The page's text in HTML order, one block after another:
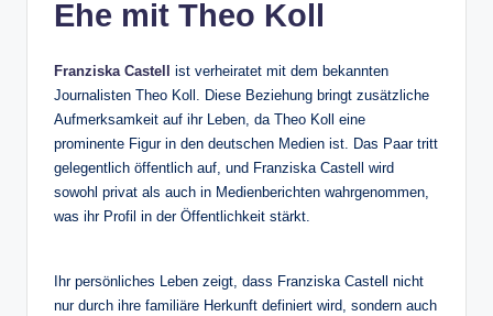
Ehe mit Theo Koll
Franziska Castell ist verheiratet mit dem bekannten
Journalisten Theo Koll. Diese Beziehung bringt zusätzliche
Aufmerksamkeit auf ihr Leben, da Theo Koll eine
prominente Figur in den deutschen Medien ist. Das Paar tritt
gelegentlich öffentlich auf, und Franziska Castell wird
sowohl privat als auch in Medienberichten wahrgenommen,
was ihr Profil in der Öffentlichkeit stärkt.
Ihr persönliches Leben zeigt, dass Franziska Castell nicht
nur durch ihre familiäre Herkunft definiert wird, sondern auch